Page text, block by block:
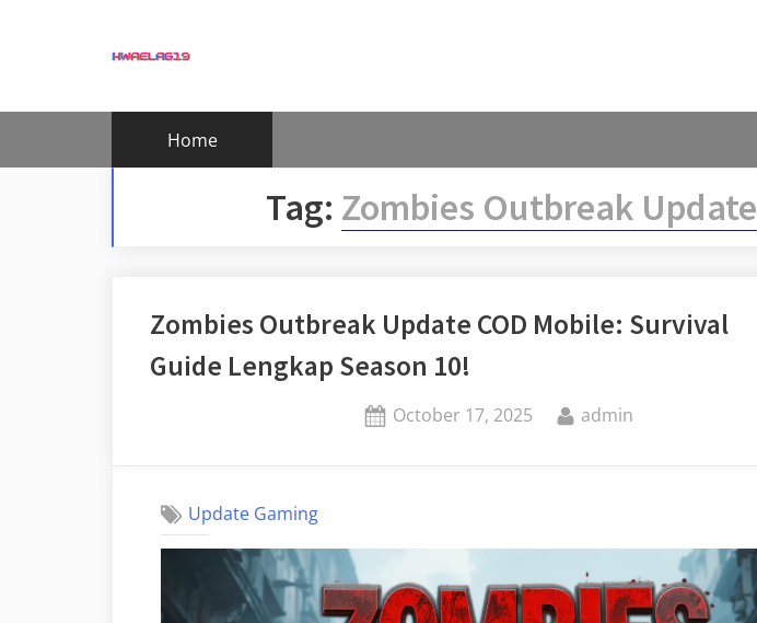
Home
Tag: Zombies Outbreak Update
Zombies Outbreak Update COD Mobile: Survival
Guide Lengkap Season 10!
Posted
October 17, 2025 By
admin
Update Gaming